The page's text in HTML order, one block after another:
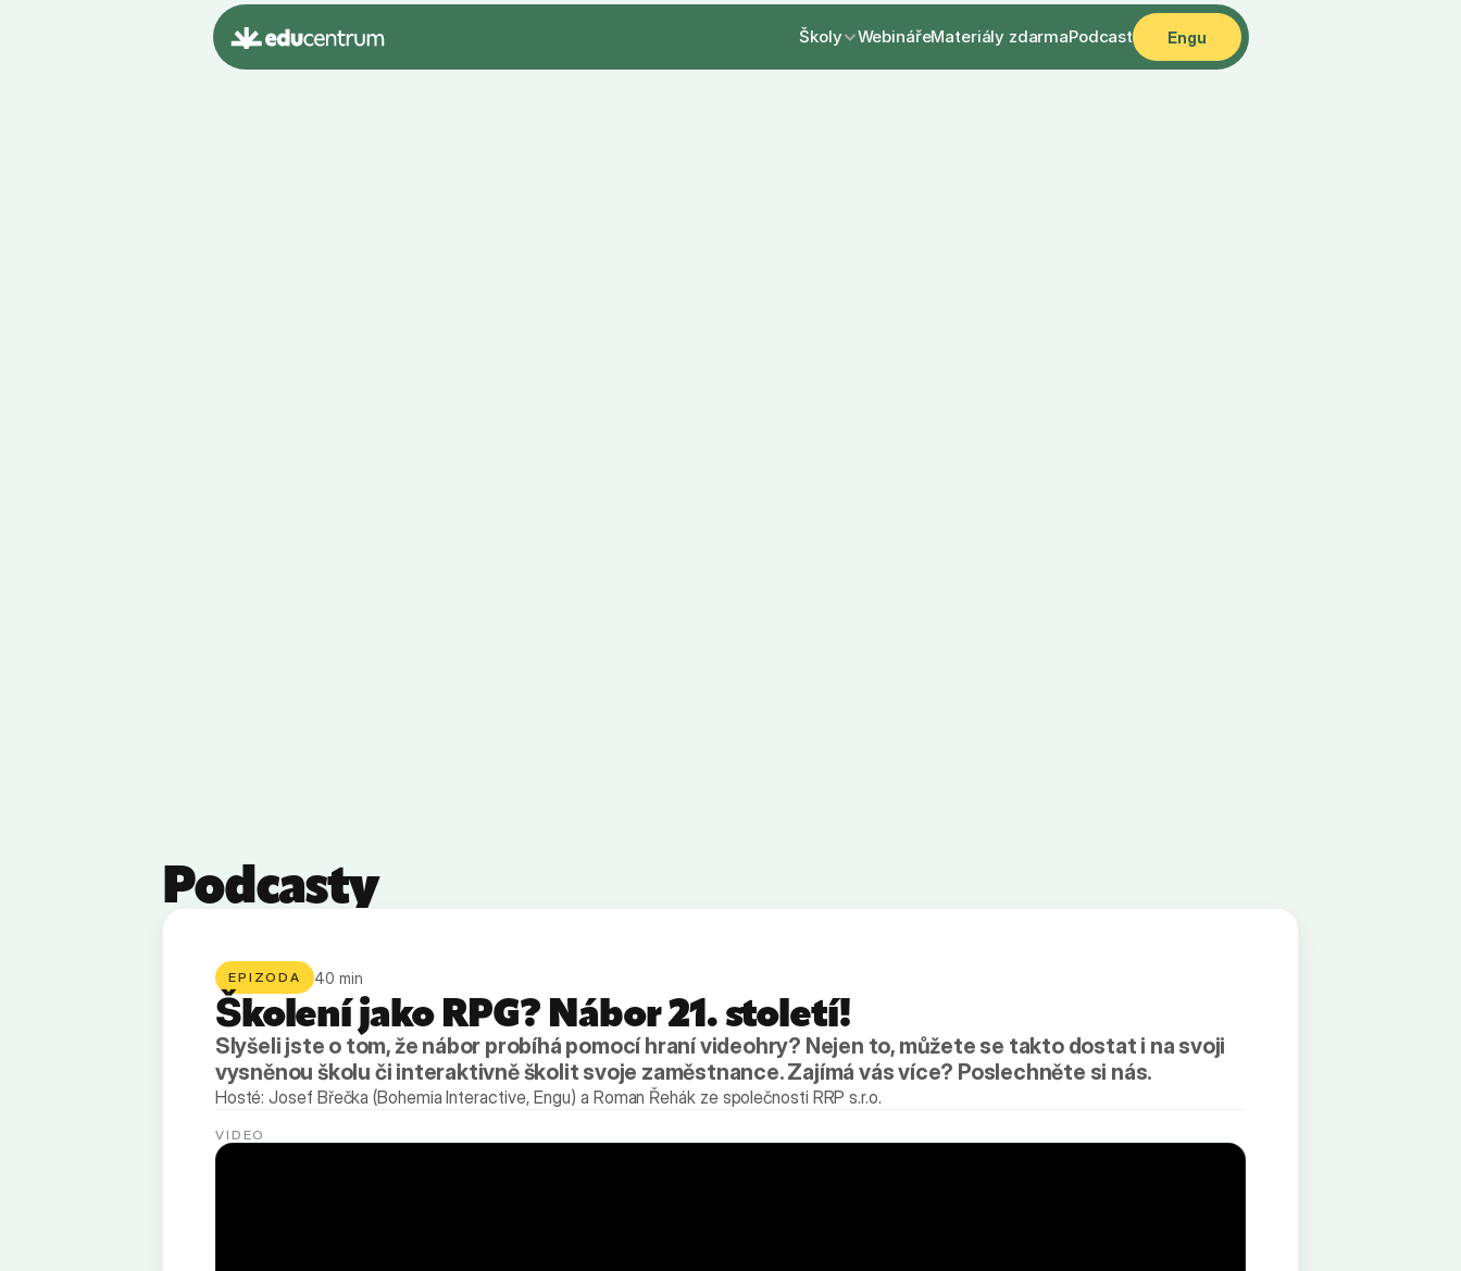
Školy WebinářeMateriály zdarmaPodcast Engu
Podcasty
EPIZODA 40 min
Školení jako RPG? Nábor 21. století!
Slyšeli jste o tom, že nábor probíhá pomocí hraní videohry? Nejen to, můžete se takto dostat i na svoji
vysněnou školu či interaktivně školit svoje zaměstnance. Zajímá vás více? Poslechněte si nás.
Hosté: Josef Břečka (Bohemia Interactive, Engu) a Roman Řehák ze společnosti RRP s.r.o.
VIDEO